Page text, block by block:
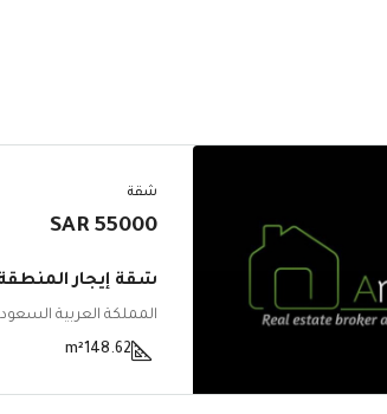
شقة
55000 SAR
شقة إيجار
148.62
m²